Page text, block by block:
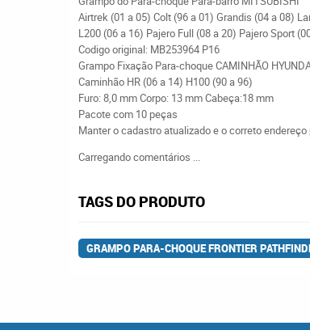
Airtrek (01 a 05) Colt (96 a 01) Grandis (04 a 08)
L200 (06 a 16) Pajero Full (08 a 20) Pajero Sport
Codigo original: MB253964 P16
Grampo Fixação Para-choque CAMINHÃO
Caminhão HR (06 a 14) H100 (90 a 96)
Furo: 8,0 mm Corpo: 13 mm Cabeça:18 mm
Pacote com 10 peças
Manter o cadastro atualizado e o correto endereço
Carregando comentários ...
TAGS DO PRODUTO
GRAMPO PARA-CHOQUE FRONTIER